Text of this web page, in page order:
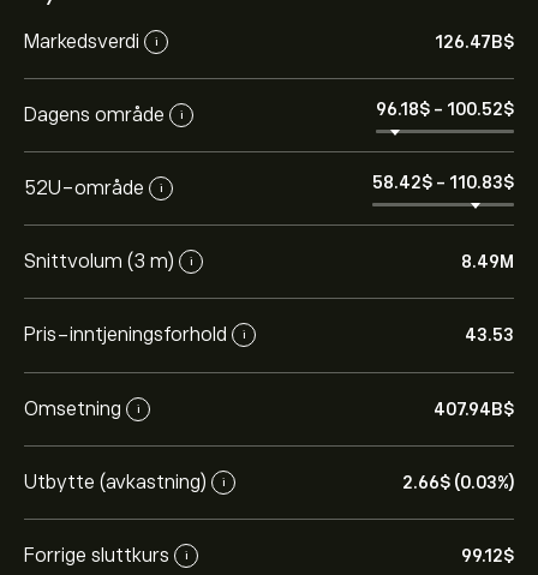
Markedsverdi i 126.47B‎$‎
Dagens område i 96.18‎$‎ - 100.52‎$‎
52U-område i 58.42‎$‎ - 110.83‎$‎
Snittvolum (3 m) i 8.49M
Pris-inntjeningsforhold i 43.53
Omsetning i 407.94B‎$‎
Utbytte (avkastning) i 2.66‎$‎ (0.03%)
Forrige sluttkurs i 99.12‎$‎